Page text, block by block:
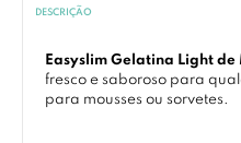
DESCRIÇÃO
Easyslim Gelatina Light
fresco e saboroso para
para mousses ou sorvetes.